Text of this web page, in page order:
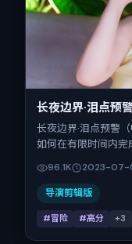
长夜边界·泪点预
长夜边界·泪点预警
如何在有限时间内完
于 2023-07-04 起陆
片长106分钟。
96.1K 2023-07-
导演剪辑版
#冒险 #高分 +3